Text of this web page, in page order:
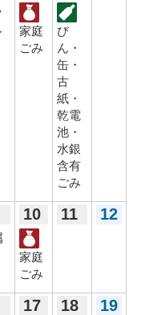
家庭
ごみ
び
ん・
缶・
古
紙・
乾電
池・
水銀
含有
ごみ
10
家庭
ごみ
11 12
17 18 19